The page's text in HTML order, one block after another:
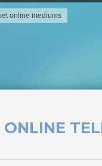
online mediums
ONLINE